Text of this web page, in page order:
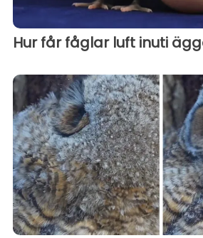
Hur får fåglar luft inuti